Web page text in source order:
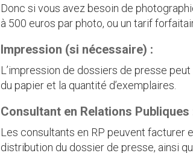
Donc si vous avez besoin de
à 500 euros par photo, ou un tarif
Impression (si nécessaire) :
L’impression de dossiers de presse
du papier et la quantité d’exemplaires.
Consultant en Relations Publiques
Les consultants en RP peuvent facturer
distribution du dossier de presse, ainsi